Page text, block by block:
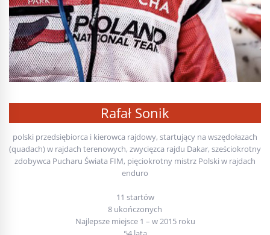
Rafał Sonik
polski przedsiębiorca i kierowca rajdowy, startujący na wszędołazach
(quadach) w rajdach terenowych, zwycięzca rajdu Dakar, sześciokrotny
zdobywca Pucharu Świata FIM, pięciokrotny mistrz Polski w rajdach
enduro
11 startów
8 ukończonych
Najlepsze miejsce 1 – w 2015 roku